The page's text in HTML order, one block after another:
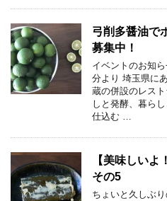
弓削多醤油で
募集中！
イベントのお知
分より 埼玉県に
蔵の併設のレス
しと発酵、暮ら
仕込む …
【美味しい
その5
ちょいと久しぶ